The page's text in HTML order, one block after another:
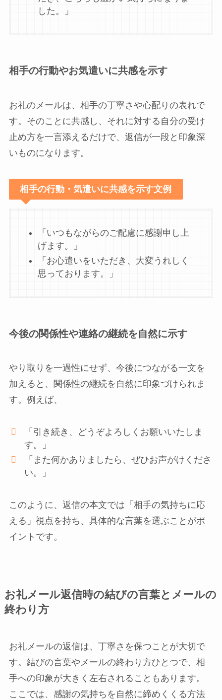
した。」
相手の行動やお気遣いに共感を示す
お礼のメールは、相手の丁寧さや心配りの表れで
す。そのことに共感し、それに対する自分の受け
止め方を一言添えるだけで、返信が一段と印象深
いものになります。
相手の行動・気遣いに共感を示す文例
「いつもながらのご配慮に感謝申し上
げます。」
「お心遣いをいただき、大変うれしく
思っております。」
今後の関係性や連絡の継続を自然に示す
やり取りを一過性にせず、今後につながる一文を
加えると、関係性の継続を自然に印象づけられま
す。例えば、
「引き続き、どうぞよろしくお願いいたしま
す。」
「また何かありましたら、ぜひお声がけくださ
い。」
このように、返信の本文では「相手の気持ちに応
える」視点を持ち、具体的な言葉を選ぶことがポ
イントです。
お礼メール返信時の結びの言葉とメールの
終わり方
お礼メールの返信は、丁寧さを保つことが大切で
す。結びの言葉やメールの終わり方ひとつで、相
手への印象が大きく左右されることもあります。
ここでは、感謝の気持ちを自然に締めくくる方法